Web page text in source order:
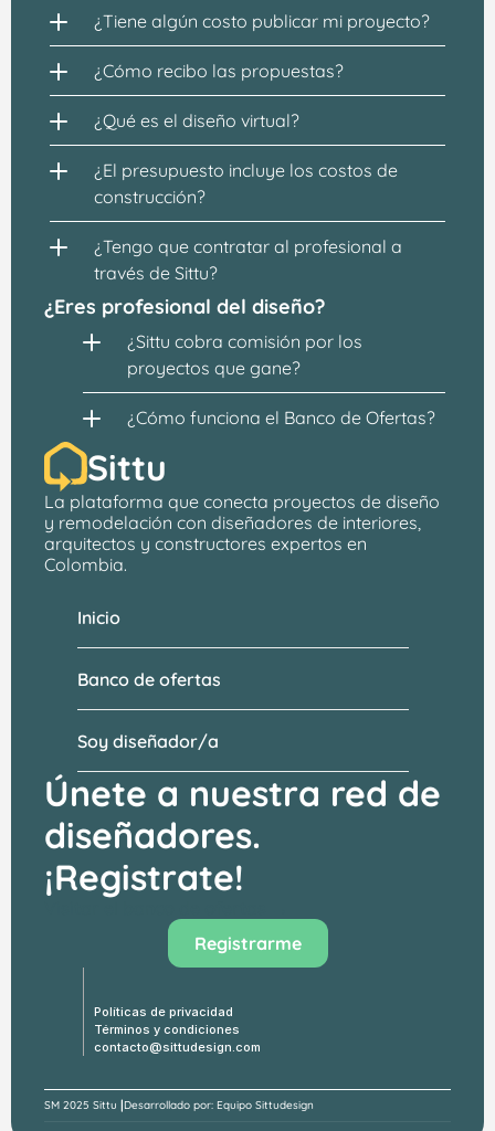
¿Tiene algún costo publicar mi proyecto?
¿Cómo recibo las propuestas?
¿Qué es el diseño virtual?
¿El presupuesto incluye los costos de
construcción?
¿Tengo que contratar al profesional a
través de Sittu?
¿Eres profesional del diseño?
¿Sittu cobra comisión por los
proyectos que gane?
¿Cómo funciona el Banco de Ofertas?
Sittu
La plataforma que conecta proyectos de diseño
y remodelación con diseñadores de interiores,
arquitectos y constructores expertos en
Colombia.
Banco de ofertas
Soy diseñador/a
Inicio
Únete a nuestra red de
diseñadores.
¡Registrate!
Registrarme
Políticas de privacidad
Términos y condiciones
contacto@sittudesign.com
SM 2025 Sittu |Desarrollado por: Equipo Sittudesign